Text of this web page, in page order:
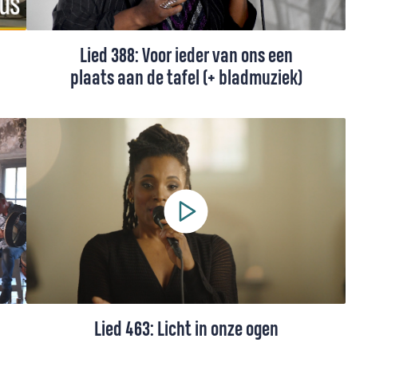
Lied 388: Voor ieder van ons een
plaats aan de tafel (+ bladmuziek)
Lied 388, gezongen door Leona Philippo
(+ toelichting en bladmuziek).
Lied 463: Licht in onze ogen